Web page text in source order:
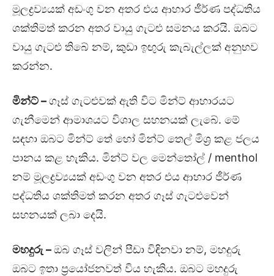
මූලද්‍රව්‍යයක් අඩංගු වන අතර එය ආහාර ජීර්ණ පද්ධතිය
ශක්තිමත් කරන අතර වායු ගැටළු සමනය කරයි. ඔබට
වායු ගැටළු තිබේ නම්, කුඩා ඉඟුරු කැබැල්ලක් අනුභව
කරන්න.
මින්ට්–ගෑස් ගැටළුවක් ඇති විට මින්ට් ආහාරයට
ගැනීමෙන් ආමාශයට විශාල සහනයක් ලැබේ. මේ
සඳහා ඔබට මින්ට් තේ හෝ මින්ට් තෙල් මිශ්‍ර කළ ජලය
පානය කළ හැකිය. මින්ට් වල මෙන්තෝල් / menthol
නම් මූලද්‍රව්‍යයක් අඩංගු වන අතර එය ආහාර ජීර්ණ
පද්ධතිය ශක්තිමත් කරන අතර ගෑස් ගැටළුවෙන්
සහනයක් ලබා දෙයි.
මහදුරු –ඔබ ගෑස් වලින් පීඩා විඳිනවා නම්, මහදුරු
ඔබට ඉතා ප්‍රයෝජනවත් විය හැකිය. ඔබට මහදුරු